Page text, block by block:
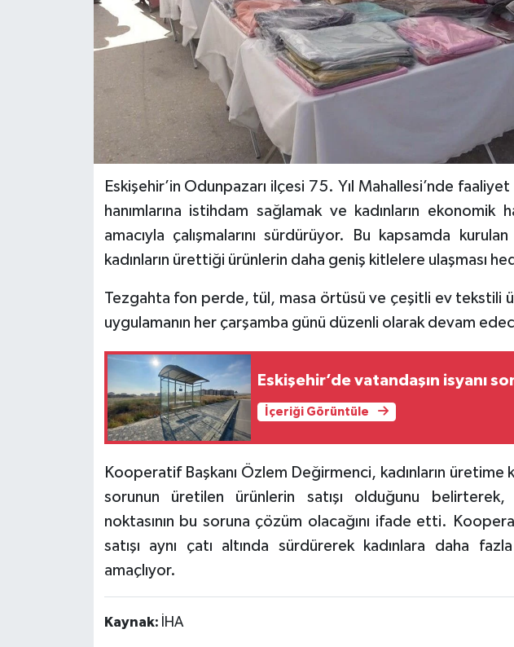
Eskişehir’in Odunpazarı ilçesi 75. Yıl Mahallesi’nde
hanımlarına istihdam sağlamak ve kadınların ekonomik
amacıyla çalışmalarını sürdürüyor. Bu kapsamda
kadınların ürettiği ürünlerin daha geniş kitlelere ulaşması
Tezgahta fon perde, tül, masa örtüsü ve çeşitli ev tekstili
uygulamanın her çarşamba günü düzenli olarak devam
Eskişehir’de vatandaşın isyanı
İçeriği Görüntüle
Kooperatif Başkanı Özlem Değirmenci, kadınların üretime
sorunun üretilen ürünlerin satışı olduğunu belirterek,
noktasının bu soruna çözüm olacağını ifade etti.
satışı aynı çatı altında sürdürerek kadınlara daha
amaçlıyor.
Kaynak: İHA